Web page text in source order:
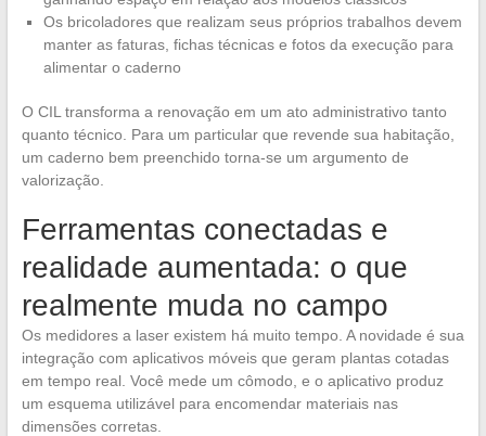
Os bricoladores que realizam seus próprios trabalhos devem
manter as faturas, fichas técnicas e fotos da execução para
alimentar o caderno
O CIL transforma a renovação em um ato administrativo tanto
quanto técnico. Para um particular que revende sua habitação,
um caderno bem preenchido torna-se um argumento de
valorização.
Ferramentas conectadas e
realidade aumentada: o que
realmente muda no campo
Os medidores a laser existem há muito tempo. A novidade é sua
integração com aplicativos móveis que geram plantas cotadas
em tempo real. Você mede um cômodo, e o aplicativo produz
um esquema utilizável para encomendar materiais nas
dimensões corretas.